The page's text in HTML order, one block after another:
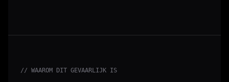
// WAAROM DIT GEVAARLIJK IS